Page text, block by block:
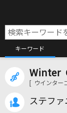
キーワード
Winter
[ ウインター
ステファ